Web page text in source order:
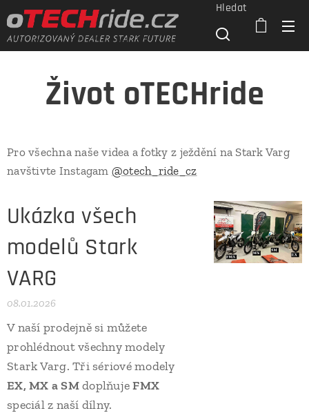
Hledat
Život oTECHride
Pro všechna naše videa a fotky z ježdění na Stark Varg
navštivte Instagam @otech_ride_cz
Ukázka všech
modelů Stark
VARG
08.01.2026
V naší prodejně si můžete
prohlédnout všechny modely
Stark Varg. Tři sériové modely
EX, MX a SMdoplňujeFMX
speciál z naší dílny.